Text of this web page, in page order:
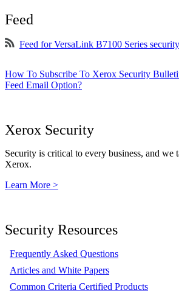
Feed
Feed for VersaLink B7100 Series
How To Subscribe To Xerox Security
Feed Email Option?
Xerox Security
Security is critical to every business, and we
Xerox.
Learn More >
Security Resources
Frequently Asked Questions
Articles and White Papers
Common Criteria Certified Products